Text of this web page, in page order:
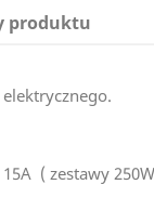
produktu
15A ( zestawy